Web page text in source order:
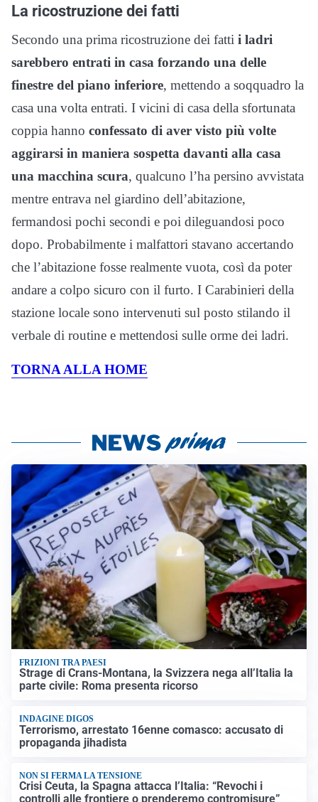
La ricostruzione dei fatti
Secondo una prima ricostruzione dei fatti i ladri
sarebbero entrati in casa forzando una delle
finestre del piano inferiore, mettendo a soqquadro la
casa una volta entrati. I vicini di casa della sfortunata
coppia hanno confessato di aver visto più volte
aggirarsi in maniera sospetta davanti alla casa
una macchina scura, qualcuno l’ha persino avvistata
mentre entrava nel giardino dell’abitazione,
fermandosi pochi secondi e poi dileguandosi poco
dopo. Probabilmente i malfattori stavano accertando
che l’abitazione fosse realmente vuota, così da poter
andare a colpo sicuro con il furto. I Carabinieri della
stazione locale sono intervenuti sul posto stilando il
verbale di routine e mettendosi sulle orme dei ladri.
TORNA ALLA HOME
FRIZIONI TRA PAESI
Strage di Crans-Montana, la Svizzera nega all’Italia la
parte civile: Roma presenta ricorso
INDAGINE DIGOS
Terrorismo, arrestato 16enne comasco: accusato di
propaganda jihadista
NON SI FERMA LA TENSIONE
Crisi Ceuta, la Spagna attacca l’Italia: “Revochi i
controlli alle frontiere o prenderemo contromisure”